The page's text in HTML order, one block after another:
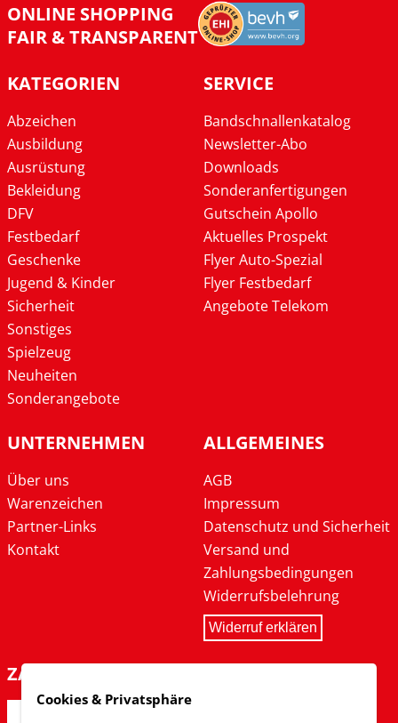
ONLINE SHOPPING
FAIR & TRANSPARENT
KATEGORIEN
Abzeichen
Ausbildung
Ausrüstung
Bekleidung
DFV
Festbedarf
Geschenke
Jugend & Kinder
Sicherheit
Sonstiges
Spielzeug
Neuheiten
Sonderangebote
SERVICE
Bandschnallenkatalog
Newsletter-Abo
Downloads
Sonderanfertigungen
Gutschein Apollo
Aktuelles Prospekt
Flyer Auto-Spezial
Flyer Festbedarf
Angebote Telekom
UNTERNEHMEN
Über uns
Warenzeichen
Partner-Links
Kontakt
ALLGEMEINES
AGB
Impressum
Datenschutz und Sicherheit
Versand und
Zahlungsbedingungen
Widerrufsbelehrung
Widerruf erklären
ZAHLARTEN
Cookies & Privatsphäre